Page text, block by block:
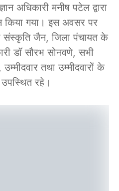
अधिकारी मनीष पटेल द्वारा
किया गया। इस अवसर पर
संस्कृति जैन, जिला पंचायत के
डॉ सौरभ सोनवणे, सभी
तथा उम्मीदवारों के
उपस्थित रहे।